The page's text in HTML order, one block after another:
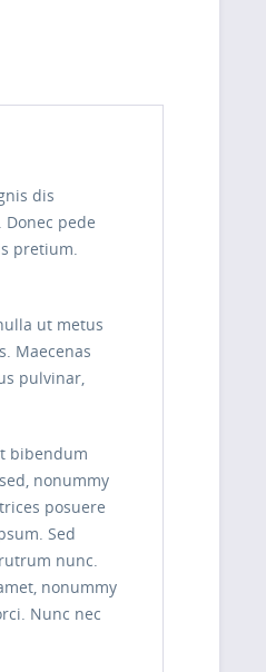
dis
pede
pretium.
ut metus
Maecenas
pulvinar,
bibendum
nonummy
posuere
Sed
nunc.
nonummy
Nunc nec